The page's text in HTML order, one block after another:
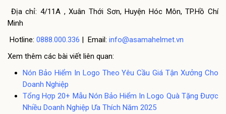
Địa chỉ: 4/11A , Xuân Thới Sơn, Huyện Hóc Môn, TP.Hồ Chí
Minh
Hotline: 0888.000.336 | Email: info@asamahelmet.vn
Xem thêm các bài viết liên quan:
Nón Bảo Hiểm In Logo Theo Yêu Cầu Giá Tận Xưởng Cho
Doanh Nghiệp
Tổng Hợp 20+ Mẫu Nón Bảo Hiểm In Logo Quà Tặng Được
Nhiều Doanh Nghiệp Ưa Thích Năm 2025